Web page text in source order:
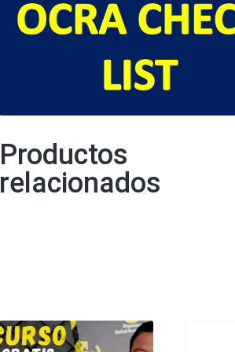
Productos
relacionados